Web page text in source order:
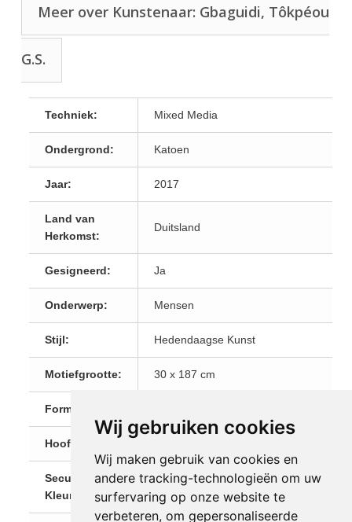
Wij gebruiken cookies
Wij maken gebruik van cookies en
andere tracking-technologieën om uw
surfervaring op onze website te
verbeteren, om gepersonaliseerde
Meer over Kunstenaar: Gbaguidi, Tôkpéou
G.S.
Techniek: Mixed Media
Ondergrond: Katoen
Jaar: 2017
Land van
Herkomst:
Duitsland
Gesigneerd: Ja
Onderwerp: Mensen
Stijl: Hedendaagse Kunst
Motiefgrootte: 30 x 187 cm
Formaat:
Hoofdkleur:
Secundaire
Kleur:
Rood